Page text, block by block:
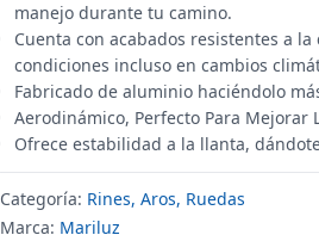
manejo durante tu camino.
Cuenta con acabados resistentes a
condiciones incluso en cambios
Fabricado de aluminio haciéndolo
Aerodinámico, Perfecto Para Mejorar
Ofrece estabilidad a la llanta,
Categoría: Rines, Aros, Ruedas
Marca: Mariluz